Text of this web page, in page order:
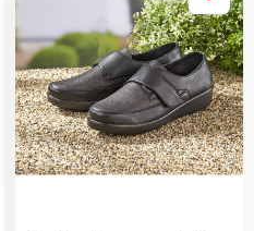
időjárásálló, így
biztonságosan és
szárazon vészelheti át a
telet még fagypont alatti
hőmérsékleten is.